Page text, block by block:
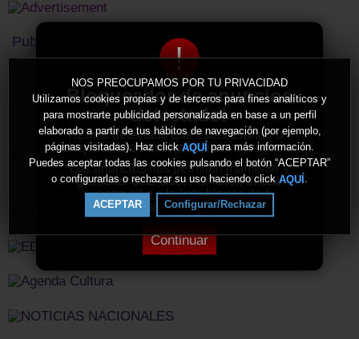
!
Bloqueador de anuncios
detectado!
Hemos detectado que estás usando un
bloqueador de anuncios en tu navegador.
Los anuncios nos permiten mantener y
gestionar este sitio. Por favor, añade
nuestro sitio a la lista blanca de tu
bloqueador de anuncios.
Continuar
NOS PREOCUPAMOS POR TU PRIVACIDAD
Utilizamos cookies propias y de terceros para fines analíticos y
para mostrarte publicidad personalizada en base a un perfil
elaborado a partir de tus hábitos de navegación (por ejemplo,
páginas visitadas). Haz click AQUÍ para más información.
Puedes aceptar todas las cookies pulsando el botón “ACEPTAR”
o configurarlas o rechazar su uso haciendo click AQUÍ .
ACEPTAR Configurar/Rechazar
Publicidad
Publicidad
Publicidad